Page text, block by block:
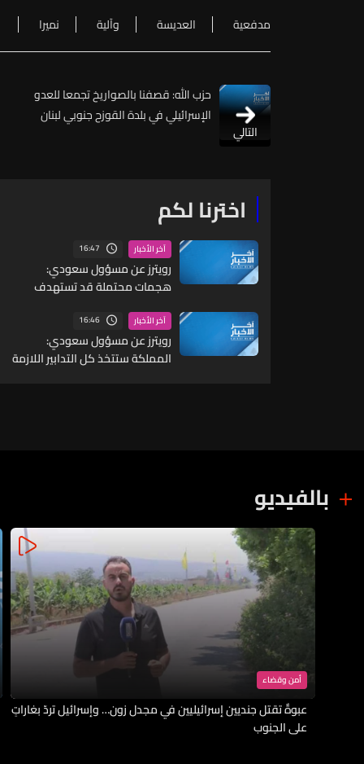
مدفعية
العديسة وآلية نميرا
التالي
حزب الله: قصفنا بالصواريخ تجمعا للعدو
الإسرائيلي في بلدة القوزح جنوبي لبنان
اخترنا لكم
آخر الأخبار 16:47
رويترز عن مسؤول سعودي:
هجمات محتملة قد تستهدف
يشمل البنية التحتية للطاقة
والموانئ والمطارات
آخر الأخبار 16:46
رويترز عن مسؤول سعودي:
المملكة ستتخذ كل التدابير اللازمة
بالفيديو
أمن وقضاء
عبوةٌ تقتل جنديين إسرائيليين في مجدل زون… وإسرائيل تردّ بغاراتٍ
على الجنوب